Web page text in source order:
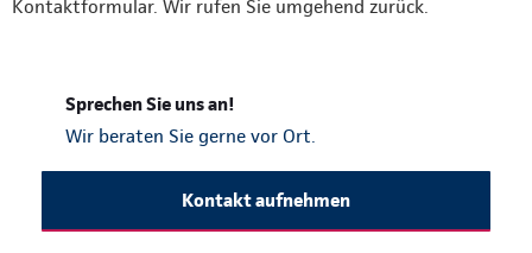
Kontaktformular. Wir rufen Sie umgehend zurück.
Sprechen Sie uns an!
Wir beraten Sie gerne vor Ort.
Kontakt aufnehmen